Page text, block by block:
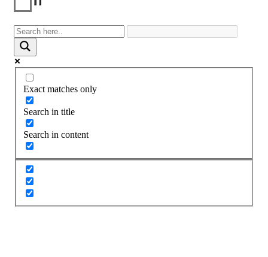
Exact matches only
Search in title
Search in content